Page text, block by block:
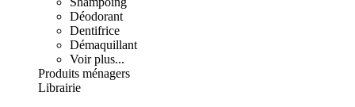
Déodorant
Dentifrice
Démaquillant
Voir plus...
Produits ménagers
Librairie